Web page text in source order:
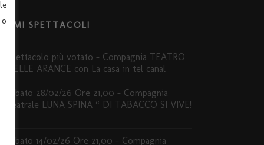
SPETTACOLI
Spettacolo più votato – Compagnia TEATRO
DELLE ARANCE con La casa in tel canal
Sabato 28/02/26 Ore 21,00 – Compagnia
Teatrale LUNA SPINA “ DI TABACCO SI VIVE!
Sabato 14/02/26 Ore 21,00 – Compagnia